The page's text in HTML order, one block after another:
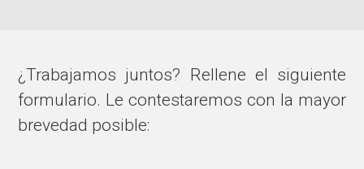
¿Trabajamos juntos? Rellene el siguiente
formulario. Le contestaremos con la mayor
brevedad posible: